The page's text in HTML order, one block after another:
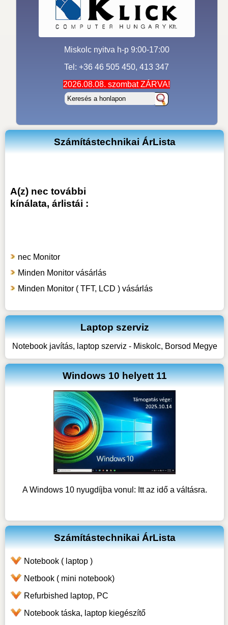
Miskolc nyitva h-p 9:00-17:00
Tel: +36 46 505 450, 413 347
2026.08.08. szombat ZÁRVA!
Számítástechnikai ÁrLista
A(z) nec további
kínálata, árlistái :
nec Monitor
Minden Monitor vásárlás
Minden Monitor ( TFT, LCD ) vásárlás
Laptop szerviz
Notebook javítás, laptop szerviz - Miskolc, Borsod Megye
Windows 10 helyett 11
A Windows 10 nyugdíjba vonul: Itt az idő a váltásra.
Számítástechnikai ÁrLista
Notebook ( laptop )
Netbook ( mini notebook)
Refurbished laptop, PC
Notebook táska, laptop kiegészítő